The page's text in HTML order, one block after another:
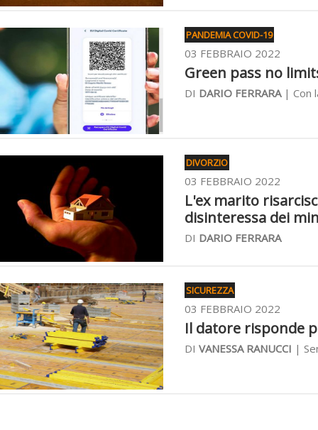
PANDEMIA COVID-19
03 FEBBRAIO 2022
Green pass no
DI DARIO FERRARA| Con
DIVORZIO
03 FEBBRAIO 2022
L'ex marito
disinteressa dei
DI DARIO FERRARA
SICUREZZA
03 FEBBRAIO 2022
Il datore risponde
DI VANESSA RANUCCI |